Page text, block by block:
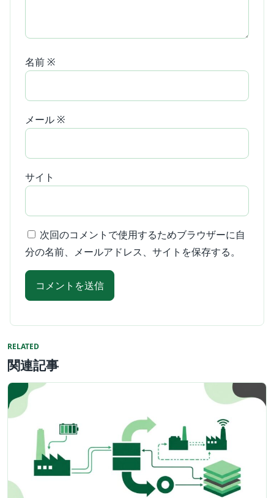
名前 ※
メール ※
サイト
次回のコメントで使用するためブラウザーに自
分の名前、メールアドレス、サイトを保存する。
RELATED
関連記事